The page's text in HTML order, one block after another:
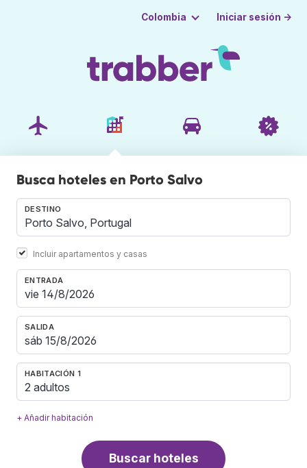
Colombia Iniciar sesión →
Busca hoteles en Porto Salvo
DESTINO
Incluir apartamentos y casas
ENTRADA
SALIDA
HABITACIÓN 1
2 adultos
+ Añadir habitación
Buscar hoteles